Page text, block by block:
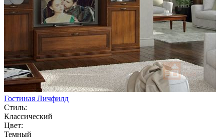
Гостиная Личфилд
Стиль:
Классический
Цвет:
Темный